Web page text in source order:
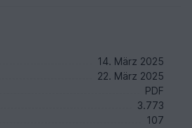
14. März 2025
22. März 2025
PDF
3.773
107